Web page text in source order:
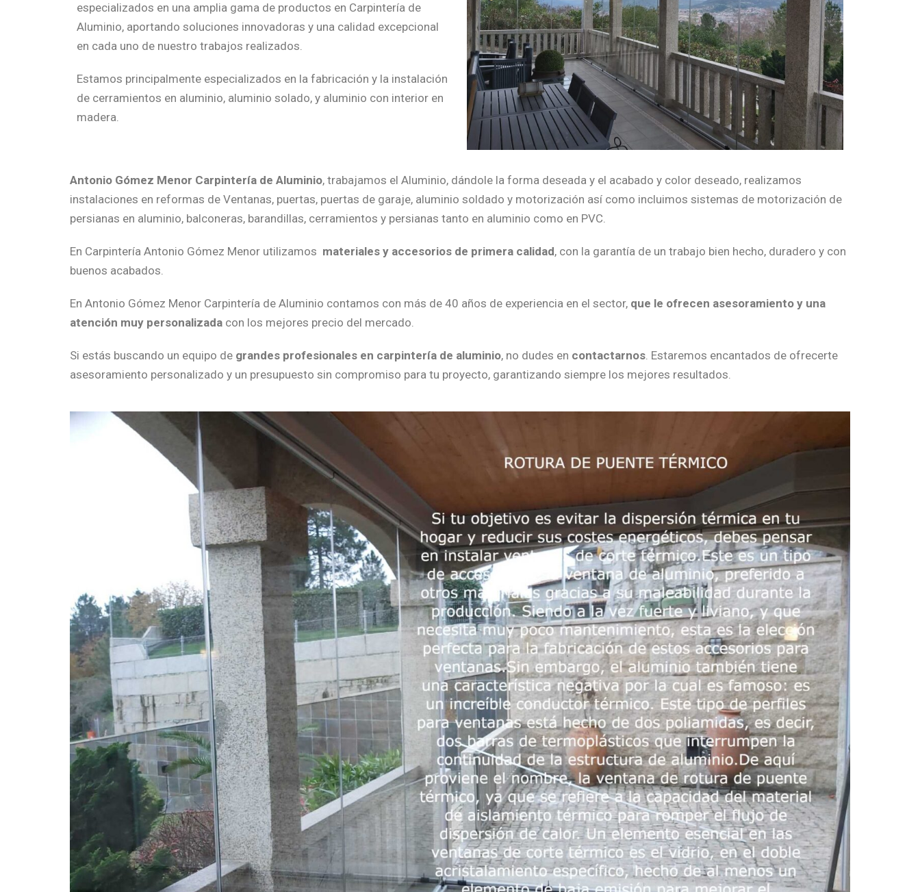
especializados en una amplia gama de productos en Carpintería de
Aluminio, aportando soluciones innovadoras y una calidad excepcional
en cada uno de nuestro trabajos realizados.
Estamos principalmente especializados en la fabricación y la instalación
de cerramientos en aluminio, aluminio solado, y aluminio con interior en
madera.
Antonio Gómez Menor Carpintería de Aluminio, trabajamos el Aluminio, dándole la forma deseada y el acabado y color deseado, realizamos
instalaciones en reformas de Ventanas, puertas, puertas de garaje, aluminio soldado y motorización así como incluimos sistemas de motorización de
persianas en aluminio, balconeras, barandillas, cerramientos y persianas tanto en aluminio como en PVC.
En Carpintería Antonio Gómez Menor utilizamos materiales y accesorios de primera calidad, con la garantía de un trabajo bien hecho, duradero y con
buenos acabados.
En Antonio Gómez Menor Carpintería de Aluminio contamos con más de 40 años de experiencia en el sector, que le ofrecen asesoramiento y una
atención muy personalizada con los mejores precio del mercado.
Si estás buscando un equipo de grandes profesionales en carpintería de aluminio, no dudes en contactarnos . Estaremos encantados de ofrecerte
asesoramiento personalizado y un presupuesto sin compromiso para tu proyecto, garantizando siempre los mejores resultados.